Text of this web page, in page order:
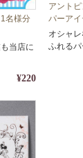
名様分
当店に
¥220
アント
パーアイ
オシャ
ふれる